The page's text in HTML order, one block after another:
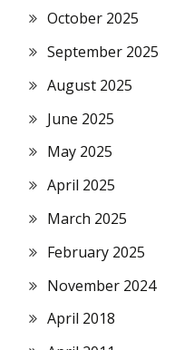
October 2025
September 2025
August 2025
June 2025
May 2025
April 2025
March 2025
February 2025
November 2024
April 2018